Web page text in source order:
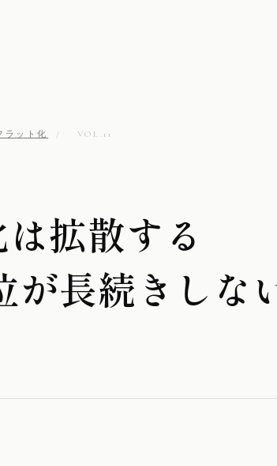
ラット化 / VOL.11
拡散する
長続きしな